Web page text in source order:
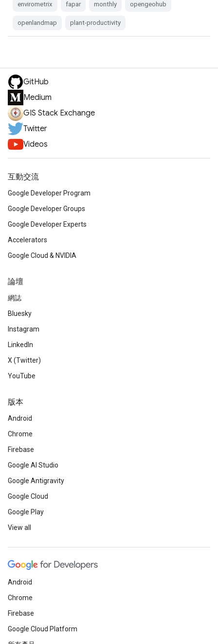
envirometrix fapar monthly opengeohub
openlandmap plant-productivity
GitHub
Medium
GIS Stack Exchange
Twitter
Videos
互動交流
Google Developer Program
Google Developer Groups
Google Developer Experts
Accelerators
Google Cloud & NVIDIA
論壇
網誌
Bluesky
Instagram
LinkedIn
X (Twitter)
YouTube
版本
Android
Chrome
Firebase
Google AI Studio
Google Antigravity
Google Cloud
Google Play
View all
Android
Chrome
Firebase
Google Cloud Platform